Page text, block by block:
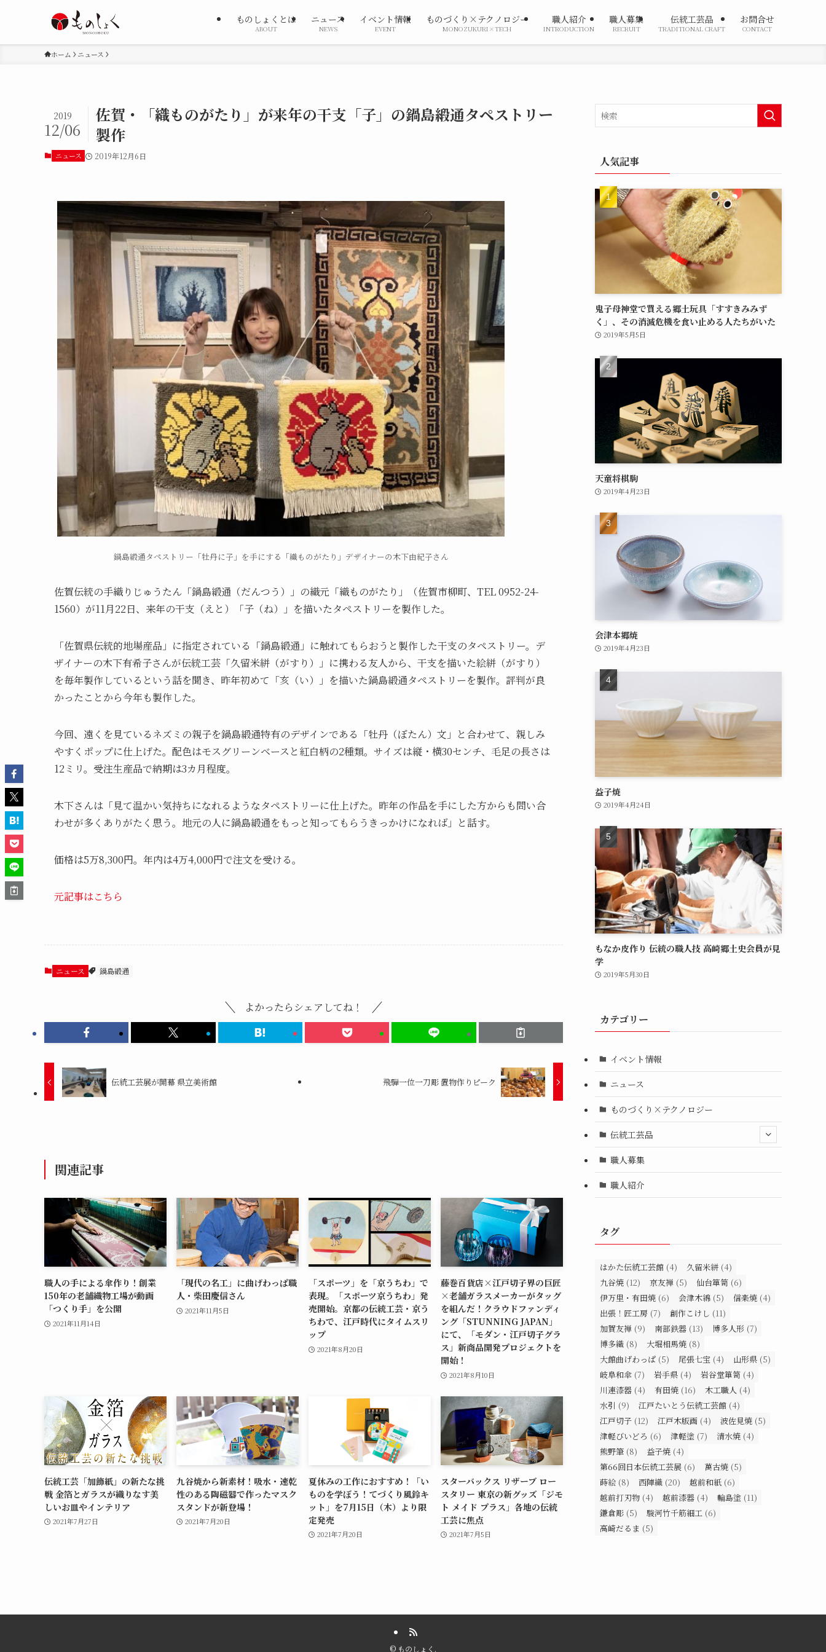
ものしょくとは
ABOUT
ニュース
NEWS
イベント情報
EVENT
ものづくり×テクノロジー
MONOZUKURI×TECH
職人紹介
INTRODUCTION
職人募集
RECRUIT
伝統工芸品
TRADITIONAL CRAFT
お問合せ
CONTACT
ホーム ニュース
佐賀・「織ものがたり」が来年の干支「子」の鍋島緞通タペストリー
製作
2019
12/06
ニュース 2019年12月6日
鍋島緞通タペストリー「牡丹に子」を手にする「織ものがたり」デザイナーの木下由紀子さん
佐賀伝統の手織りじゅうたん「鍋島緞通（だんつう）」の織元「織ものがたり」（佐賀市柳町、TEL 0952-24-
1560）が11月22日、来年の干支（えと）「子（ね）」を描いたタペストリーを製作した。
「佐賀県伝統的地場産品」に指定されている「鍋島緞通」に触れてもらおうと製作した干支のタペストリー。デ
ザイナーの木下有希子さんが伝統工芸「久留米絣（がすり）」に携わる友人から、干支を描いた絵絣（がすり）
を毎年製作しているという話を聞き、昨年初めて「亥（い）」を描いた鍋島緞通タペストリーを製作。評判が良
かったことから今年も製作した。
今回、遠くを見ているネズミの親子を鍋島緞通特有のデザインである「牡丹（ぼたん）文」と合わせて、親しみ
やすくポップに仕上げた。配色はモスグリーンベースと紅白柄の2種類。サイズは縦・横30センチ、毛足の長さは
12ミリ。受注生産品で納期は3カ月程度。
木下さんは「見て温かい気持ちになれるようなタペストリーに仕上げた。昨年の作品を手にした方からも問い合
わせが多くありがたく思う。地元の人に鍋島緞通をもっと知ってもらうきっかけになれば」と話す。
価格は5万8,300円。年内は4万4,000円で注文を受ける。
元記事はこちら
ニュース 鍋島緞通
よかったらシェアしてね！
伝統工芸展が開幕 県立美術館 飛騨一位一刀彫 置物作りピーク
関連記事
職人の手による傘作り！創業
150年の老舗織物工場が動画
「つくり手」を公開
2021年11月14日
「現代の名工」に曲げわっぱ職
人・柴田慶信さん
2021年11月5日
「スポーツ」を「京うちわ」で
表現。「スポーツ京うちわ」発
売開始。京都の伝統工芸・京う
ちわで、江戸時代にタイムスリ
ップ
2021年8月20日
藤巻百貨店×江戸切子界の巨匠
×老舗ガラスメーカーがタッグ
を組んだ！クラウドファンディ
ング「STUNNING JAPAN」
にて、「モダン・江戸切子グラ
ス」新商品開発プロジェクトを
開始！
2021年8月10日
伝統工芸「加飾紙」の新たな挑
戦 金箔とガラスが織りなす美
しいお皿やインテリア
2021年7月27日
九谷焼から新素材！吸水・速乾
性のある陶磁器で作ったマスク
スタンドが新登場！
2021年7月20日
夏休みの工作におすすめ！「い
ものを学ぼう！てづくり風鈴キ
ット」を7月15日（木）より限
定発売
2021年7月20日
スターバックス リザーブ ロー
スタリー 東京の新グッズ「ジモ
ト メイド プラス」各地の伝統
工芸に焦点
2021年7月5日
人気記事
鬼子母神堂で買える郷土玩具「すすきみみず
く」、その消滅危機を食い止める人たちがいた
2019年5月5日
天童将棋駒
2019年4月23日
会津本郷焼
2019年4月23日
益子焼
2019年4月24日
もなか皮作り 伝統の職人技 高崎郷土史会員が見
学
2019年5月30日
カテゴリー
イベント情報
ニュース
ものづくり×テクノロジー
伝統工芸品
職人募集
職人紹介
タグ
はかた伝統工芸館 (4) 久留米絣 (4)
九谷焼 (12) 京友禅 (5) 仙台箪笥 (6)
伊万里・有田焼 (6) 会津木綿 (5) 信楽焼 (4)
出張！匠工房 (7) 創作こけし (11)
加賀友禅 (9) 南部鉄器 (13) 博多人形 (7)
博多織 (8) 大堀相馬焼 (8)
大館曲げわっぱ (5) 尾張七宝 (4) 山形県 (5)
岐阜和傘 (7) 岩手県 (4) 岩谷堂箪笥 (4)
川連漆器 (4) 有田焼 (16) 木工職人 (4)
水引 (9) 江戸たいとう伝統工芸館 (4)
江戸切子 (12) 江戸木版画 (4) 波佐見焼 (5)
津軽びいどろ (6) 津軽塗 (7) 清水焼 (4)
熊野筆 (8) 益子焼 (4)
第66回日本伝統工芸展 (6) 萬古焼 (5)
蒔絵 (8) 西陣織 (20) 越前和紙 (6)
越前打刃物 (4) 越前漆器 (4) 輪島塗 (11)
鎌倉彫 (5) 駿河竹千筋細工 (6)
高崎だるま (5)
© ものしょく.